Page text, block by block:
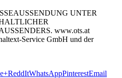
UNTER
www.ots.at
Service GmbH und der
ReddItWhatsAppPinterestEmail